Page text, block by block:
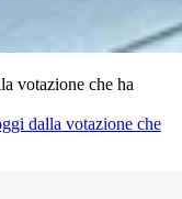
votazione che ha
dalla votazione che